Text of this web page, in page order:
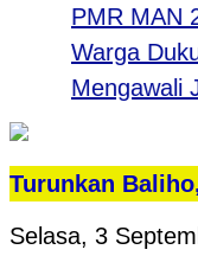
PMR MAN 2
Warga Dukuh
Mengawali
Turunkan
Selasa, 3